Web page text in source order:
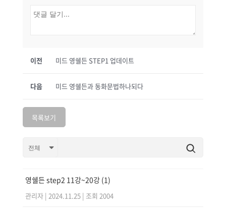
이전 미드 영쉘든 STEP1 업데이트
미드 영쉘든과 동화문법하나되다
다음
목록보기
영쉘든 step2 11강~20강 (1)
관리자 | 2024.11.25 | 조회 2004